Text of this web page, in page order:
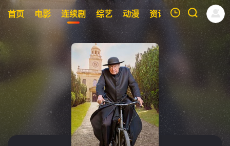
首页 电影 连续剧 综艺 动漫 资讯 明星 周表
我的观影记录
暂无观看影片的记录